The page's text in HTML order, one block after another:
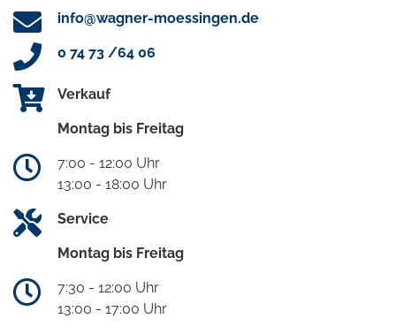
info@wagner-moessingen.de
0 74 73 /64 06
Verkauf
Montag bis Freitag
7:00 - 12:00 Uhr
13:00 - 18:00 Uhr
Service
Montag bis Freitag
7:30 - 12:00 Uhr
13:00 - 17:00 Uhr